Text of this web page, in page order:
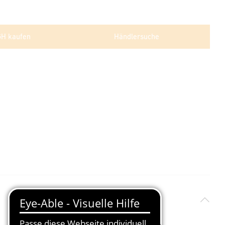
kaufen Händlersuche